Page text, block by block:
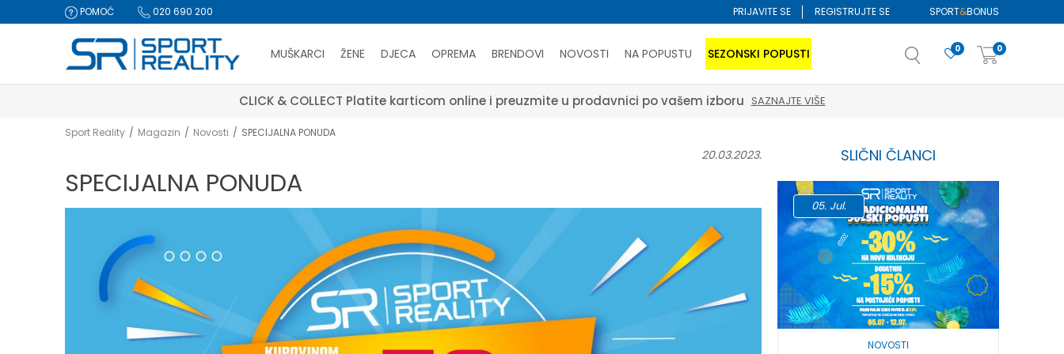
POMOĆ 020 690 200 SPORT&BONUS
PRIJAVITE SE REGISTRUJTE SE
MUŠKARCI ŽENE DJECA OPREMA BRENDOVI NOVOSTI NA POPUSTU SEZONSKI POPUSTI 0
0
CLICK & COLLECT Platite karticom online i preuzmite u prodavnici po vašem izboru SAZNAJTE VIŠE
Sport Reality Magazin Novosti SPECIJALNA PONUDA
20.03.2023.
SPECIJALNA PONUDA
SLIČNI ČLANCI
17. May. 05. Jul.
NOVOSTI